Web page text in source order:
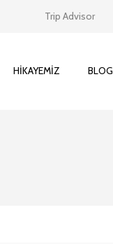
Trip Advisor
HIKAYEMIZ BLOG